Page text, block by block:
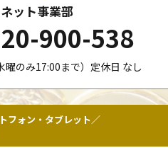
ネット事業部
900-538
曜のみ17:00まで）定休日 なし
フォン・タブレット／